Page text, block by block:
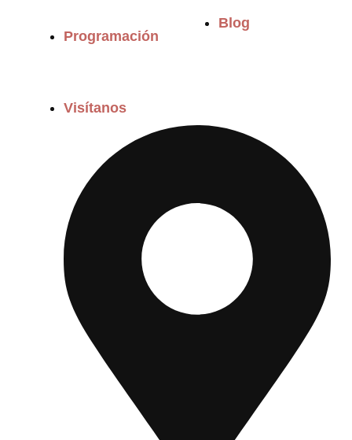
Visítanos
Programación
Blog